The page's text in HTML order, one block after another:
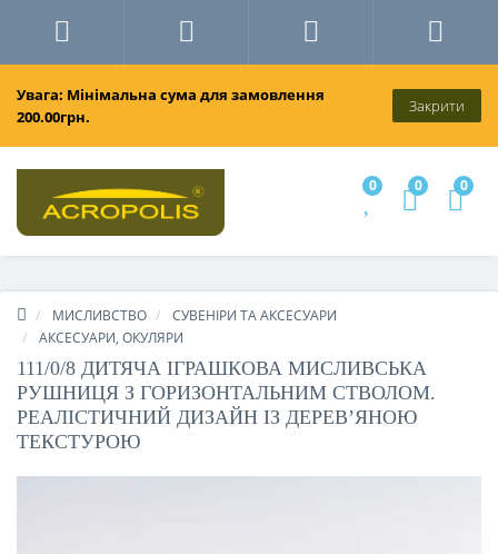
Увага: Мінімальна сума для замовлення
200.00грн.
Закрити
0 0 0
МИСЛИВСТВО
СУВЕНІРИ ТА АКСЕСУАРИ
АКСЕСУАРИ, ОКУЛЯРИ
111/0/8 ДИТЯЧА ІГРАШКОВА МИСЛИВСЬКА
РУШНИЦЯ З ГОРИЗОНТАЛЬНИМ СТВОЛОМ.
РЕАЛІСТИЧНИЙ ДИЗАЙН ІЗ ДЕРЕВ’ЯНОЮ
ТЕКСТУРОЮ